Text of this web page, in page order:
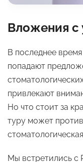
Вложения с
В последнее
попадают
привлекают
Но что стоит за
туру может
Мы встретились с